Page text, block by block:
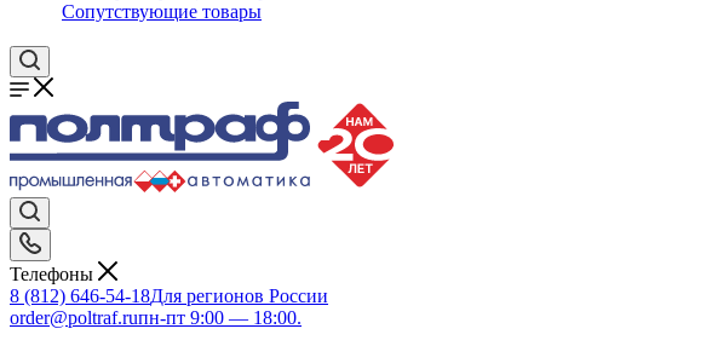
Сопутствующие товары
Телефоны
8 (812) 646-54-18Для регионов России
order@poltraf.ruпн-пт 9:00 — 18:00.